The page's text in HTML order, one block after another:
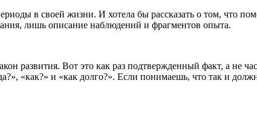
в своей жизни. И хотела бы рассказать о том, что
лишь описание наблюдений и фрагментов опыта.
развития. Вот это как раз подтвержденный факт, а не
«как?» и «как долго?». Если понимаешь, что так и